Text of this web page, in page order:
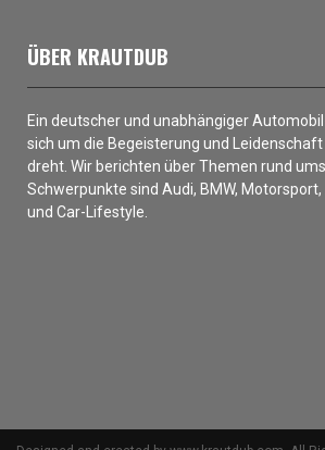
ÜBER KRAUTDUB
Ein deutscher und unabhängiger
sich um die Begeisterung und
dreht. Wir berichten über Themen rund
Schwerpunkte sind Audi, BMW,
und Car-Lifestyle.